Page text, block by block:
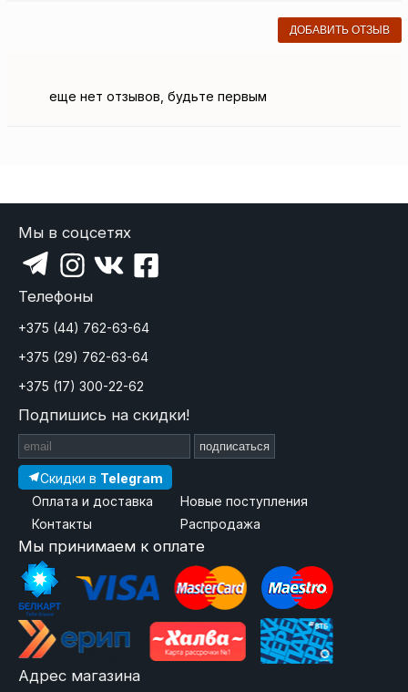
ДОБАВИТЬ ОТЗЫВ
еще нет отзывов, будьте первым
Мы в соцсетях
Телефоны
+375 (44) 762-63-64
+375 (29) 762-63-64
+375 (17) 300-22-62
Подпишись на скидки!
подписаться
Скидки в Telegram
Оплата и доставка
Контакты
Новые поступления
Распродажа
Мы принимаем к оплате
Адрес магазина